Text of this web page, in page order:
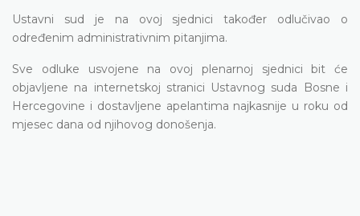
Ustavni sud je na ovoj sjednici također odlučivao o
određenim administrativnim pitanjima.
Sve odluke usvojene na ovoj plenarnoj sjednici bit će
objavljene na internetskoj stranici Ustavnog suda Bosne i
Hercegovine i dostavljene apelantima najkasnije u roku od
mjesec dana od njihovog donošenja.